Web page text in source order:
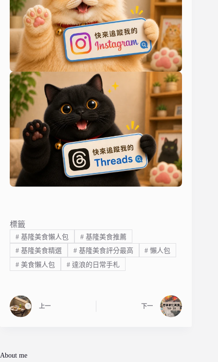
標籤
#基隆美食懶人包 #基隆美食推薦
#基隆美食精選 #基隆美食評分最高 # 懶人包
#美食懶人包 #達浪的日常手札
上一 下一
About me